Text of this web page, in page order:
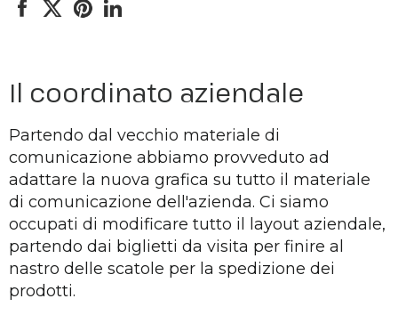
Il coordinato aziendale
Partendo dal vecchio materiale di
comunicazione abbiamo provveduto ad
adattare la nuova grafica su tutto il materiale
di comunicazione dell'azienda. Ci siamo
occupati di modificare tutto il layout aziendale,
partendo dai biglietti da visita per finire al
nastro delle scatole per la spedizione dei
prodotti.